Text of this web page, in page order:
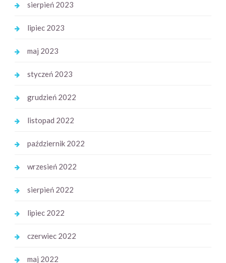
sierpień 2023
lipiec 2023
maj 2023
styczeń 2023
grudzień 2022
listopad 2022
październik 2022
wrzesień 2022
sierpień 2022
lipiec 2022
czerwiec 2022
maj 2022